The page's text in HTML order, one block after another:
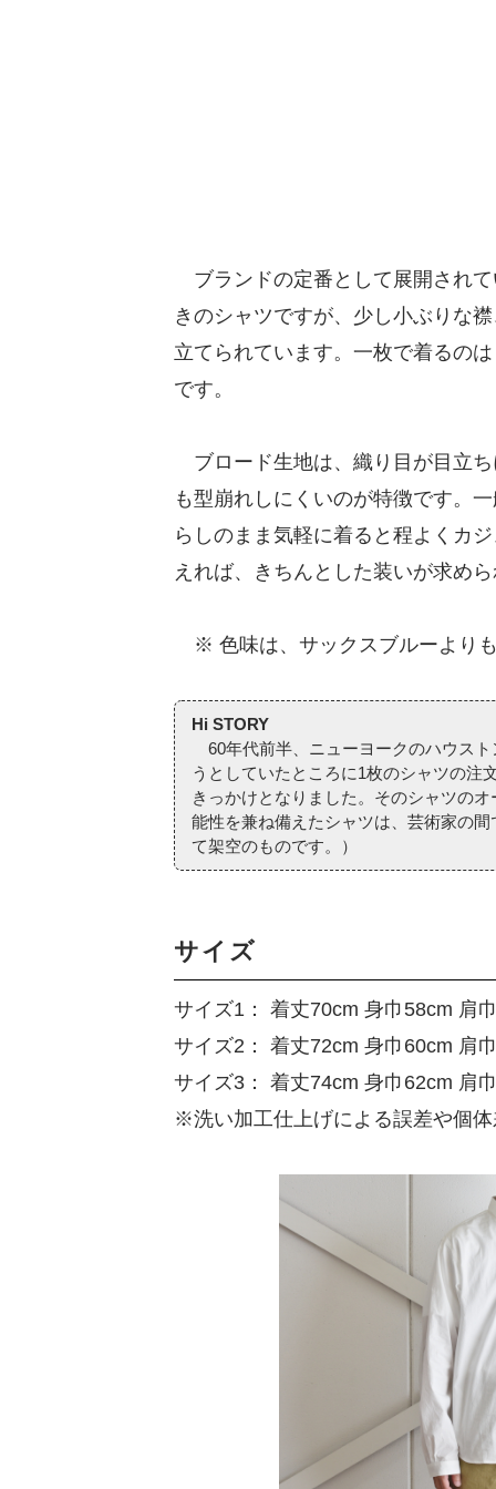
ブランドの定番として展開され
きのシャツですが、少し小ぶりな
立てられています。一枚で着るの
です。
ブロード生地は、織り目が目立
も型崩れしにくいのが特徴です。
らしのまま気軽に着ると程よくカ
えれば、きちんとした装いが求め
※ 色味は、サックスブルーより
Hi STORY
60年代前半、ニューヨークのハウス
うとしていたところに1枚のシャツの注
きっかけとなりました。そのシャツの
能性を兼ね備えたシャツは、芸術家の
て架空のものです。）
サイズ
サイズ1： 着丈70cm 身巾58cm 肩
サイズ2： 着丈72cm 身巾60cm 肩
サイズ3： 着丈74cm 身巾62cm 肩
※洗い加工仕上げによる誤差や個